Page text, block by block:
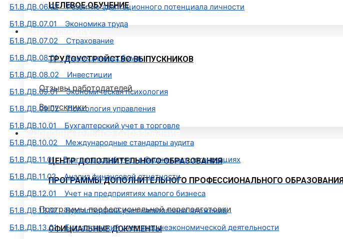
ЦЕЛЕВОЕ ОБУЧЕНИЕ
Выпускнику
ТРУДОУСТРОЙСТВО ВЫПУСКНИКОВ
Отзывы работодателей
Выпускники
Дополнительное образование
ЦЕНТР ДОПОЛНИТЕЛЬНОГО ОБРАЗОВАНИЯ
ПРОГРАММЫ ДОПОЛНИТЕЛЬНОГО ПРОФЕССИОНАЛЬНОГО ОБРАЗОВАНИЯ
Программы профессиональной переподготовки
ОФИЦИАЛЬНЫЕ ДОКУМЕНТЫ
Б1.В.ДВ.06.02 Развитие адаптационного потенциала личности
Б1.В.ДВ.07.01 Экономика труда
Б1.В.ДВ.07.02 Страхование
Б1.В.ДВ.08.01 Рынок ценных бумаг
Б1.В.ДВ.08.02 Инвестиции
Б1.В.ДВ.09.01 Экономическая психология
Б1.В.ДВ.09.02 Психология управления
Б1.В.ДВ.10.01 Бухгалтерский учет в торговле
Б1.В.ДВ.10.02 Международные стандарты аудита
Б1.В.ДВ.11.01 Бухгалтерский учет в бюджетных организациях
Б1.В.ДВ.11.02 Анализ финансовой отчетности
Б1.В.ДВ.12.01 Учет на предприятиях малого бизнеса
Б1.В.ДВ.12.02 Бухгалтерский учет капитальных вложений
Б1.В.ДВ.13.01 Бухгалтерский учет внешнеэкономической деятельности